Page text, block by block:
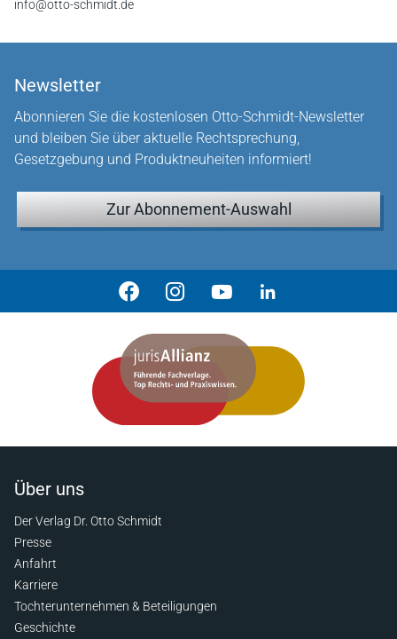
info@otto-schmidt.de
Newsletter
Abonnieren Sie die kostenlosen Otto-Schmidt-Newsletter
und bleiben Sie über aktuelle Rechtsprechung,
Gesetzgebung und Produktneuheiten informiert!
Zur Abonnement-Auswahl
Über uns
Der Verlag Dr. Otto Schmidt
Presse
Anfahrt
Karriere
Tochterunternehmen & Beteiligungen
Geschichte